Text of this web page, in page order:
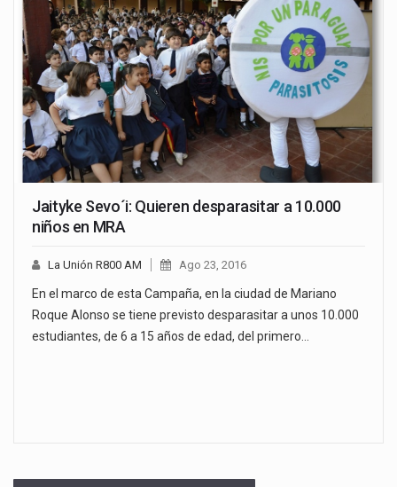
Jaityke Sevo´i: Quieren desparasitar a 10.000
niños en MRA
La Unión R800 AM Ago 23, 2016
En el marco de esta Campaña, en la ciudad de Mariano
Roque Alonso se tiene previsto desparasitar a unos 10.000
estudiantes, de 6 a 15 años de edad, del primero…